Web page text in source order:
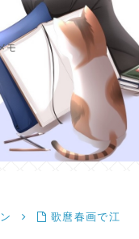
モ
歌麿春画で江